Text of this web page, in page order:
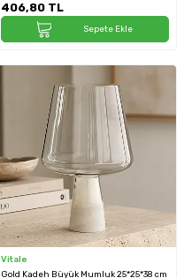
406,80 TL
Sepete Ekle
Vitale
Gold Kadeh Büyük Mumluk 25*25*38 cm